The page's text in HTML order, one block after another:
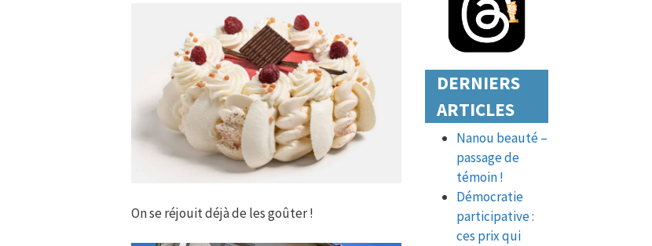
On se réjouit déjà de les goûter !
DERNIERS
ARTICLES
Nanou beauté –
passage de
témoin !
Démocratie
participative :
ces prix qui